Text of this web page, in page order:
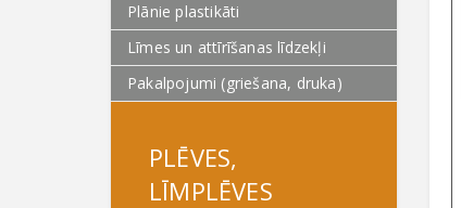
Plānie plastikāti
Līmes un attīrīšanas līdzekļi
Pakalpojumi (griešana, druka)
PLĒVES,
LĪMPLĒVES